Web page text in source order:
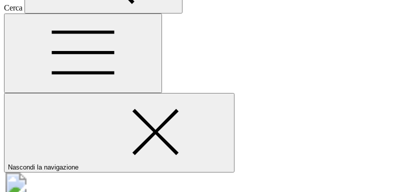
Cerca
Nascondi la navigazione